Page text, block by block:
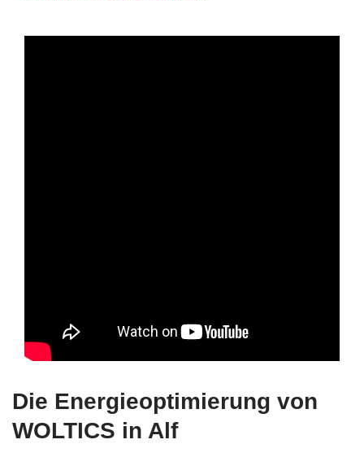
Die Energieoptimierung von
WOLTICS in Alf